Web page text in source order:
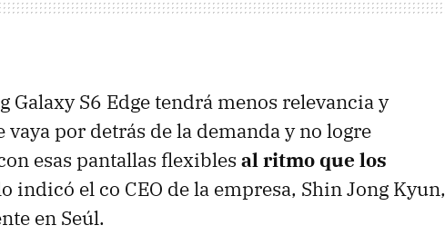
Galaxy S6 Edge tendrá menos relevancia y
por detrás de la demanda y no logre
esas pantallas flexibles al ritmo que los
indicó el co CEO de la empresa, Shin Jong Kyun,
en Seúl.